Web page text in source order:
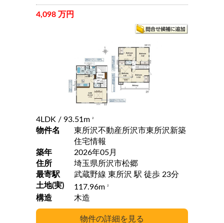
4,098 万円
4LDK / 93.51m 2
物件名
東所沢不動産所沢市東所沢新築
住宅情報
築年
2026年05月
住所
埼玉県所沢市松郷
最寄駅
武蔵野線 東所沢 駅 徒歩 23分
土地(実)
117.96m 2
構造 木造